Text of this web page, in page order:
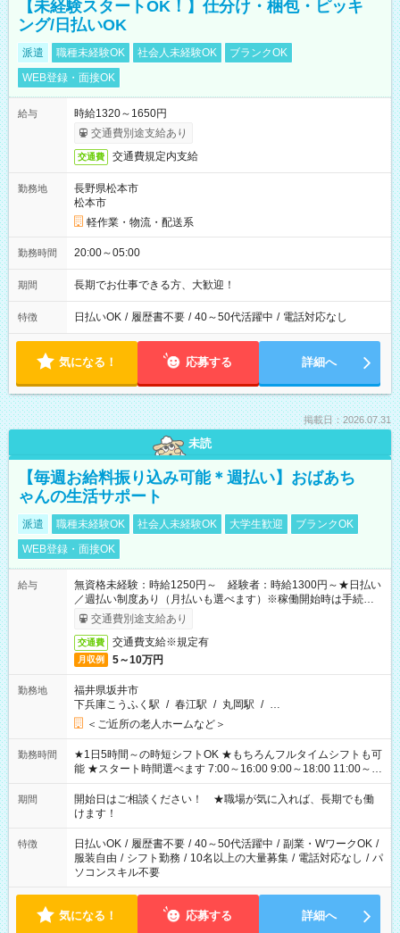
【未経験スタートOK！】仕分け・梱包・ピッキ
ング/日払いOK
派遣 職種未経験OK 社会人未経験OK
ブランクOK
WEB登録・面接OK
給与
時給1320～1650円
交通費別途支給あり
交通費 交通費規定内支給
勤務地
長野県松本市
松本市
軽作業・物流・配送系
勤務時間 20:00～05:00
期間 長期でお仕事できる方、大歓迎！
特徴 日払いOK / 履歴書不要 / 40～50代活躍中 / 電話対応なし
気になる！ 応募する 詳細へ
掲載日：2026.07.31
未読
【毎週お給料振り込み可能＊週払い】おばあち
ゃんの生活サポート
派遣 職種未経験OK 社会人未経験OK 大学生歓迎
ブランクOK
WEB登録・面接OK
給与
無資格未経験：時給1250円～ 経験者：時給1300円～★日払い
／週払い制度あり（月払いも選べます）※稼働開始時は手続き完
了次第のお支払いとなります。
交通費別途支給あり
交通費 交通費支給※規定有
月収例 5～10万円
勤務地
福井県坂井市
下兵庫こうふく駅 / 春江駅 / 丸岡駅 / …
＜ご近所の老人ホームなど＞
勤務時間
★1日5時間～の時短シフトOK ★もちろんフルタイムシフトも可
能 ★スタート時間選べます 7:00～16:00 9:00～18:00 11:00～
20:00 など 残業なし！ ※Wワークの場合、他のお仕事と合わせ
週40時間超の就業はご案内できません ※法令に基づき、週20時
間以上勤務は社会保険への加入対象となります ※労働者派遣法
（日雇い派遣の原則禁止）により、短時間・短期間の就業はご
案内が難しい場合があります
期間
開始日はご相談ください！ ★職場が気に入れば、長期でも働
けます！
特徴 日払いOK / 履歴書不要 / 40～50代活躍中 / 副業・WワークOK /
服装自由 / シフト勤務 / 10名以上の大量募集 / 電話対応なし / パ
ソコンスキル不要
気になる！ 応募する 詳細へ